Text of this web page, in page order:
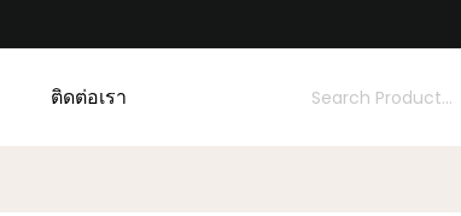
ติดต่อเรา